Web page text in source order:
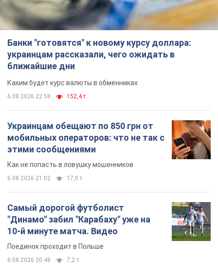
Банки "готовятся" к новому курсу доллара:
украинцам рассказали, чего ожидать в
ближайшие дни
Каким будет курс валюты в обменниках
6.08.2026 22:58 152,4 т.
Украинцам обещают по 850 грн от
мобильных операторов: что не так с
этими сообщениями
Как не попасть в ловушку мошенников
6.08.2026 21:02 17,0 т.
Самый дорогой футболист
"Динамо" забил "Карабаху" уже на
10-й минуте матча. Видео
Поединок проходит в Польше
6.08.2026 20:48 7,2 т.